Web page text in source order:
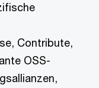
Contribute,
OSS-